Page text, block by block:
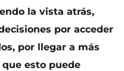
la vista atrás,
por acceder
por llegar a más
esto puede